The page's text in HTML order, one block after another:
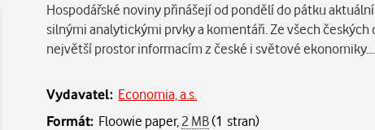
Hospodářské noviny přinášejí od pondělí do pátku
silnými analytickými prvky a komentáři. Ze všech českých
největší prostor informacím z české i světové
Vydavatel: Economia, a.s.
Formát: Floowie paper, 2 MB(1 stran)